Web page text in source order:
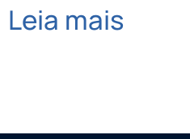
Leia mais